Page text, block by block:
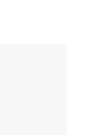
данных